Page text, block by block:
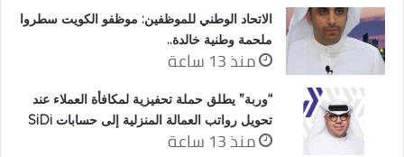
الاتحاد الوطني للموظفين: موظفو الكويت سطروا
ملحمة وطنية خالدة..
منذ 13 ساعة
“وربة” يطلق حملة تحفيزية لمكافأة العملاء عند
تحويل رواتب العمالة المنزلية إلى حسابات SiDi
منذ 13 ساعة